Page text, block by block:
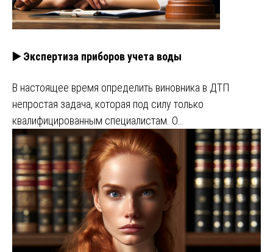
▶️ Экспертиза приборов учета воды
В настоящее время определить виновника в ДТП
непростая задача, которая под силу только
квалифицированным специалистам. О…